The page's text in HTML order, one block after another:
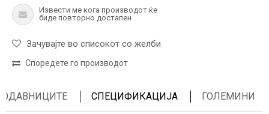
Извести ме кога производот ќе
биде повторно достапен
Зачувајте во списокот со желби
Споредете го производот
СПЕЦИФИКАЦИЈА ГОЛЕМИНИ